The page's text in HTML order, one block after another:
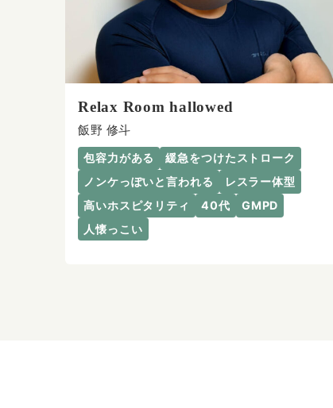
Relax Room hallowed
飯野 修斗
包容力がある
緩急をつけたストローク
ノンケっぽいと言われる
レスラー体型
高いホスピタリティ
40代
GMPD
人懐っこい